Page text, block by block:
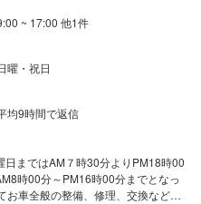
~ 17:00 他1件
曜・祝日
均9時間で返信
まではAM７時30分よりPM18時00
時00分～PM16時00分までとなっ
車全般の整備、修理、交換などお